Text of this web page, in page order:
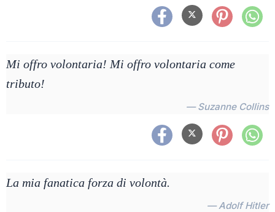
Mi offro volontaria! Mi offro volontaria come
tributo!
— Suzanne Collins
La mia fanatica forza di volontà.
— Adolf Hitler